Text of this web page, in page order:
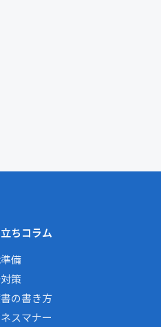
ちコラム
備
策
の書き方
スマナー